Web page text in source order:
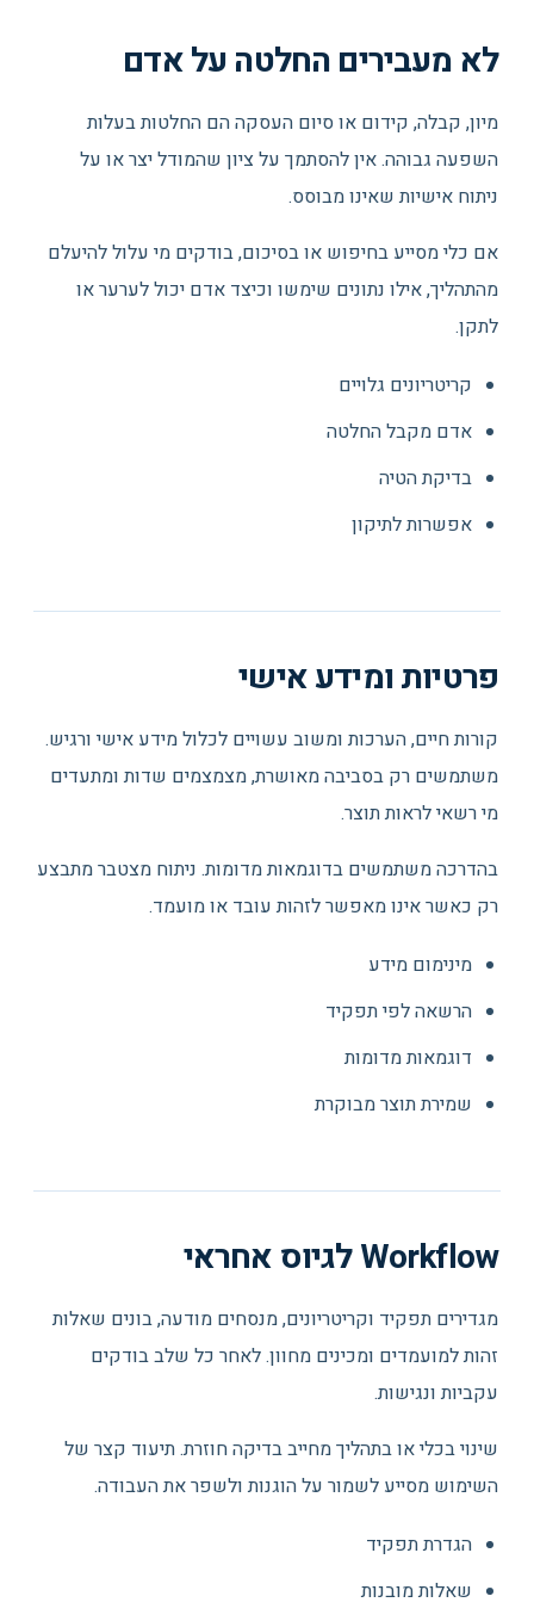
לא מעבירים החלטה על אדם
מיון, קבלה, קידום או סיום העסקה הם החלטות בעלות
השפעה גבוהה. אין להסתמך על ציון שהמודל יצר או על
ניתוח אישיות שאינו מבוסס.
אם כלי מסייע בחיפוש או בסיכום, בודקים מי עלול להיעלם
מהתהליך, אילו נתונים שימשו וכיצד אדם יכול לערער או
לתקן.
קריטריונים גלויים
אדם מקבל החלטה
בדיקת הטיה
אפשרות לתיקון
פרטיות ומידע אישי
קורות חיים, הערכות ומשוב עשויים לכלול מידע אישי ורגיש.
משתמשים רק בסביבה מאושרת, מצמצמים שדות ומתעדים
מי רשאי לראות תוצר.
בהדרכה משתמשים בדוגמאות מדומות. ניתוח מצטבר מתבצע
רק כאשר אינו מאפשר לזהות עובד או מועמד.
מינימום מידע
הרשאה לפי תפקיד
דוגמאות מדומות
שמירת תוצר מבוקרת
Workflow לגיוס אחראי
מגדירים תפקיד וקריטריונים, מנסחים מודעה, בונים שאלות
זהות למועמדים ומכינים מחוון. לאחר כל שלב בודקים
עקביות ונגישות.
שינוי בכלי או בתהליך מחייב בדיקה חוזרת. תיעוד קצר של
השימוש מסייע לשמור על הוגנות ולשפר את העבודה.
הגדרת תפקיד
שאלות מובנות